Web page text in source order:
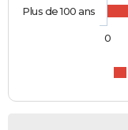
Plus de 100 ans
0